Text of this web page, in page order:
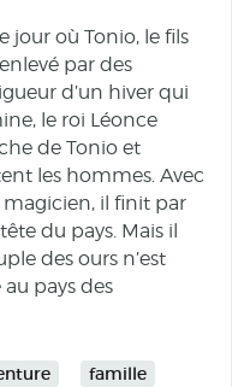
jour où Tonio, le fils
par des
d’un hiver qui
le roi Léonce
de Tonio et
les hommes. Avec
magicien, il finit par
du pays. Mais il
des ours n’est
pays des
famille